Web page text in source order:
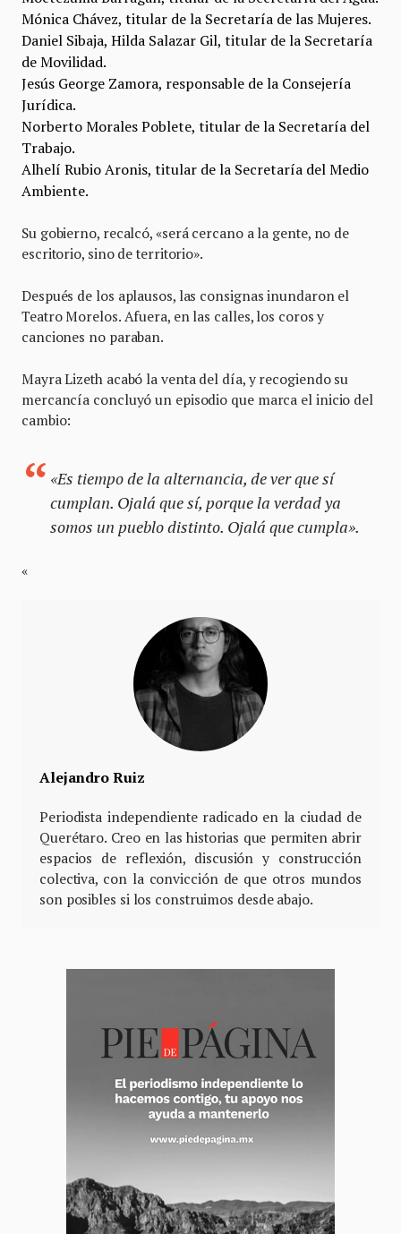
Mónica Chávez, titular de la Secretaría de las Mujeres.
Daniel Sibaja, Hilda Salazar Gil, titular de la Secretaría
de Movilidad.
Jesús George Zamora, responsable de la Consejería
Jurídica.
Norberto Morales Poblete, titular de la Secretaría del
Trabajo.
Alhelí Rubio Aronis, titular de la Secretaría del Medio
Ambiente.
Su gobierno, recalcó, «será cercano a la gente, no de
escritorio, sino de territorio».
Después de los aplausos, las consignas inundaron el
Teatro Morelos. Afuera, en las calles, los coros y
canciones no paraban.
Mayra Lizeth acabó la venta del día, y recogiendo su
mercancía concluyó un episodio que marca el inicio del
cambio:
«Es tiempo de la alternancia, de ver que sí
cumplan. Ojalá que sí, porque la verdad ya
somos un pueblo distinto. Ojalá que cumpla».
«
Alejandro Ruiz
Periodista independiente radicado en la ciudad de
Querétaro. Creo en las historias que permiten abrir
espacios de reflexión, discusión y construcción
colectiva, con la convicción de que otros mundos
son posibles si los construimos desde abajo.